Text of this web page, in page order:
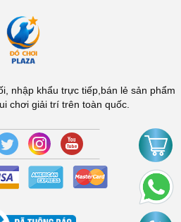
nhập khẩu trực tiếp,bán lẻ sản phẩm
chơi giải trí trên toàn quốc.